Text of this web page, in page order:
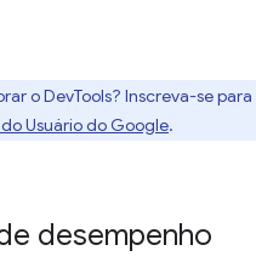
o DevTools? Inscreva-se para
Usuário do Google.
desempenho